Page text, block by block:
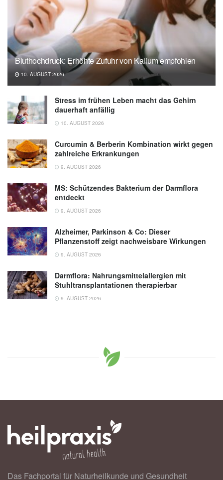
Bluthochdruck: Erhöhte Zufuhr von Kalium empfohlen
10. AUGUST 2026
Stress im frühen Leben macht das Gehirn
dauerhaft anfällig
10. AUGUST 2026
Curcumin & Berberin Kombination wirkt gegen
zahlreiche Erkrankungen
9. AUGUST 2026
MS: Schützendes Bakterium der Darmflora
entdeckt
9. AUGUST 2026
Alzheimer, Parkinson & Co: Dieser
Pflanzenstoff zeigt nachweisbare Wirkungen
9. AUGUST 2026
Darmflora: Nahrungsmittelallergien mit
Stuhltransplantationen therapierbar
9. AUGUST 2026
Das Fachportal für Naturheilkunde und Gesundheit